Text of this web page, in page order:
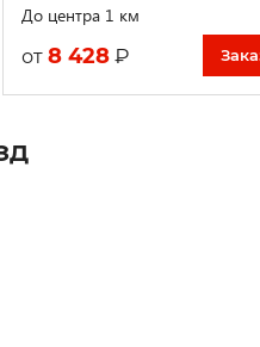
До центра 1 км
от8 428 ₽